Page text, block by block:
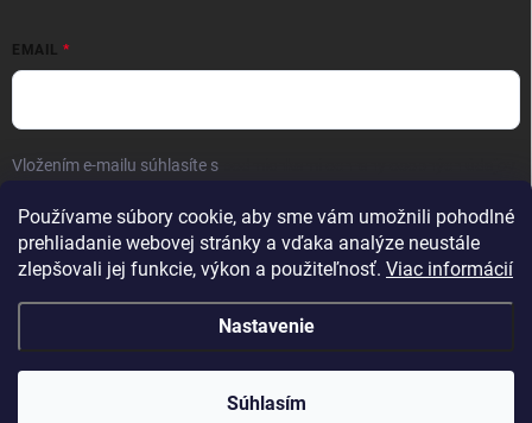
Používame súbory cookie, aby sme vám umožnili pohodlné
prehliadanie webovej stránky a vďaka analýze neustále
zlepšovali jej funkcie, výkon a použiteľnosť. Viac informácií
Nastavenie
Súhlasím
EMAIL
Vložením e-mailu súhlasíte s
Prihlásiť sa
Kaliber SP s.r.o. . Všetky práva vyhradené.